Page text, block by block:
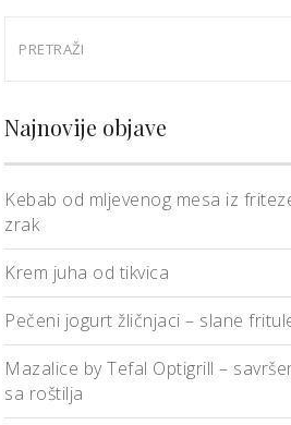
Najnovije objave
Kebab od mljevenog mesa iz
zrak
Krem juha od tikvica
Pečeni jogurt žličnjaci – slane
Mazalice by Tefal Optigrill –
sa roštilja